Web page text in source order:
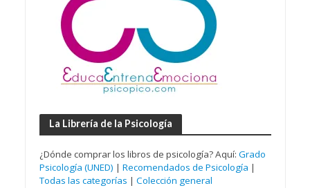
La Librería de la Psicología
¿Dónde comprar los libros de psicología? Aquí: Grado
Psicología (UNED) | Recomendados de Psicología |
Todas las categorías | Colección general